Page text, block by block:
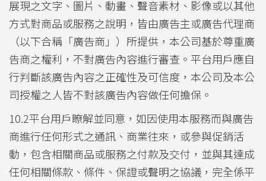
展現之文字、圖片、動畫、聲音素材、影像或以其他
方式對商品或服務之說明，皆由廣告主或廣告代理商
（以下合稱「廣告商」）所提供，本公司基於尊重廣
告商之權利，不對廣告內容進行審查。平台用戶應自
行判斷該廣告內容之正確性及可信度，本公司及本公
司授權之人皆不對該廣告內容做任何擔保。
10.2平台用戶瞭解並同意，如因使用本服務而與廣告
商進行任何形式之通訊、商業往來，或參與促銷活
動，包含相關商品或服務之付款及交付，並與其達成
任何相關條款、條件、保證或聲明之協議，完全係平